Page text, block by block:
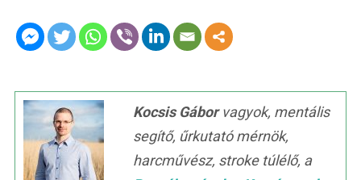
Kocsis Gáborvagyok, mentális
segítő, űrkutató mérnök,
harcművész, stroke túlélő, a